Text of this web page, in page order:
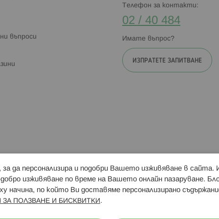
въпроси
Телефон за контакти:
02 / 40 484
Имате въпрос?
ИЗПРАТЕТЕ ЗАПИТВАНЕ
Свързани сайтове: Hippoland.ro
за да персонализира и подобри Вашето изживяване в
изживяване по време на Вашето онлайн пазаруване.
начина, по който Ви доставяме персонализирано
ПОЛЗВАНЕ И БИСКВИТКИ .